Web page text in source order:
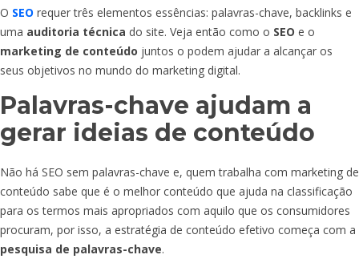
O SEO requer três elementos essências: palavras-chave, backlinks e
uma auditoria técnica do site. Veja então como o SEO e o
marketing de conteúdo juntos o podem ajudar a alcançar os
seus objetivos no mundo do marketing digital.
Palavras-chave ajudam a
gerar ideias de conteúdo
Não há SEO sem palavras-chave e, quem trabalha com marketing de
conteúdo sabe que é o melhor conteúdo que ajuda na classificação
para os termos mais apropriados com aquilo que os consumidores
procuram, por isso, a estratégia de conteúdo efetivo começa com a
pesquisa de palavras-chave.